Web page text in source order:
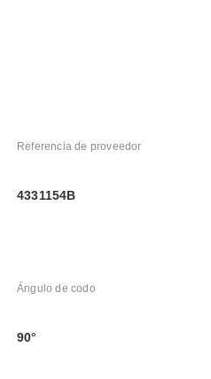
Referencia de proveedor
4331154B
Ángulo de codo
90°